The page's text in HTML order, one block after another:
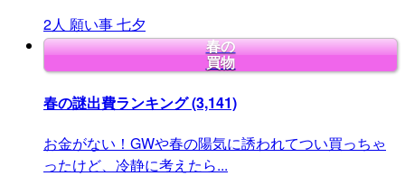
2人 願い事七夕
春の
買物
春の謎出費ランキング(3,141)
お金がない！GWや春の陽気に誘われてつい買っちゃ
ったけど、冷静に考えたら...